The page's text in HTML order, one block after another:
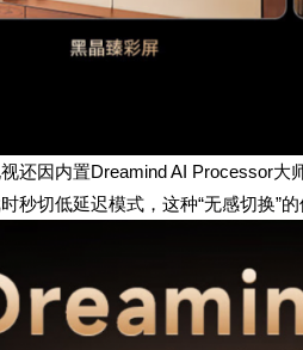
还因内置Dreamind AI Processor
秒切低延迟模式，这种“无感切换”